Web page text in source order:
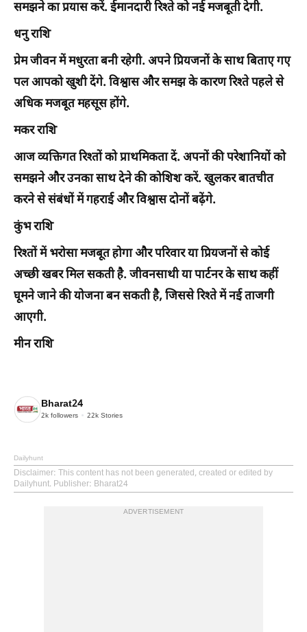
समझने का प्रयास करें. ईमानदारी रिश्ते को नई मजबूती देगी.
धनु राशि
प्रेम जीवन में मधुरता बनी रहेगी. अपने प्रियजनों के साथ बिताए गए
पल आपको खुशी देंगे. विश्वास और समझ के कारण रिश्ते पहले से
अधिक मजबूत महसूस होंगे.
मकर राशि
आज व्यक्तिगत रिश्तों को प्राथमिकता दें. अपनों की परेशानियों को
समझने और उनका साथ देने की कोशिश करें. खुलकर बातचीत
करने से संबंधों में गहराई और विश्वास दोनों बढ़ेंगे.
कुंभ राशि
रिश्तों में भरोसा मजबूत होगा और परिवार या प्रियजनों से कोई
अच्छी खबर मिल सकती है. जीवनसाथी या पार्टनर के साथ कहीं
घूमने जाने की योजना बन सकती है, जिससे रिश्ते में नई ताजगी
आएगी.
मीन राशि
Bharat24
2k followers 22k Stories
Dailyhunt
Disclaimer: This content has not been generated, created or edited by
Dailyhunt. Publisher: Bharat24
ADVERTISEMENT